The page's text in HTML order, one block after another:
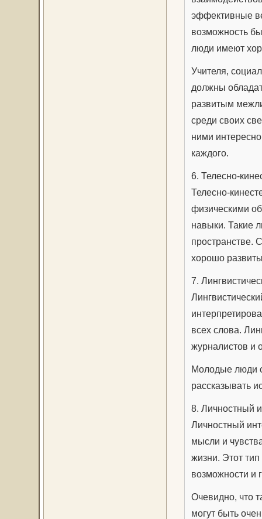
эффективные
возможность
люди имеют
Учителя,
должны
развитым
среди своих
ними
каждого.
6. Телесно-
Телесно-
физическими
навыки. Такие
пространстве.
хорошо
7.
всех слова.
журналистов и
Молодые люди с
рассказывать
8. Личностный
Личностный
мысли и
жизни. Этот тип
возможности и
Очевидно, что
могут быть